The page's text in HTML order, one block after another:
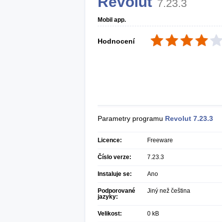
7.23.3
Mobil app.
Hodnocení
Parametry programu Revolut 7.23.3
Licence: Freeware
Číslo verze: 7.23.3
Instaluje se: Ano
Podporované
jazyky:
Jiný než čeština
Velikost: 0 kB